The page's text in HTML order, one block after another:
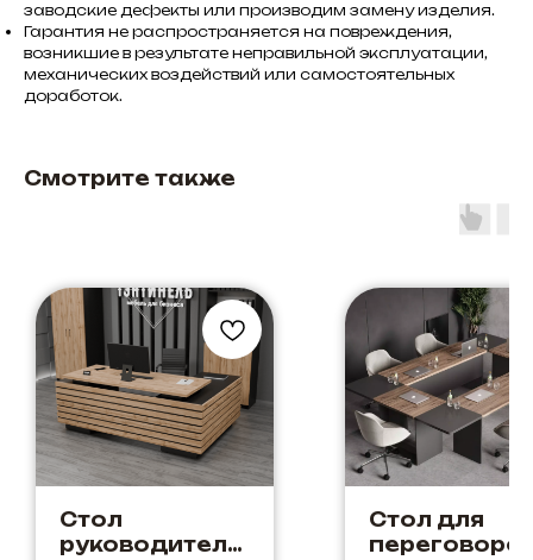
заводские дефекты или производим замену изделия.
Гарантия не распространяется на повреждения,
возникшие в результате неправильной эксплуатации,
механических воздействий или самостоятельных
доработок.
Смотрите также
Стол
руководителя
Стол для